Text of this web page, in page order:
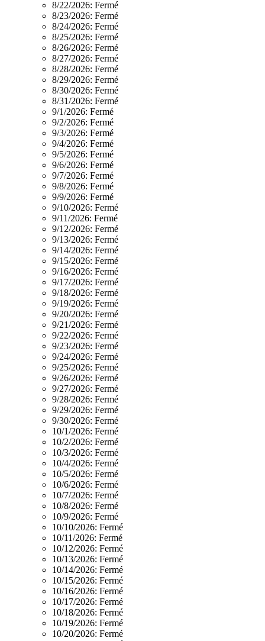
8/22/2026: Fermé
8/23/2026: Fermé
8/24/2026: Fermé
8/25/2026: Fermé
8/26/2026: Fermé
8/27/2026: Fermé
8/28/2026: Fermé
8/29/2026: Fermé
8/30/2026: Fermé
8/31/2026: Fermé
9/1/2026: Fermé
9/2/2026: Fermé
9/3/2026: Fermé
9/4/2026: Fermé
9/5/2026: Fermé
9/6/2026: Fermé
9/7/2026: Fermé
9/8/2026: Fermé
9/9/2026: Fermé
9/10/2026: Fermé
9/11/2026: Fermé
9/12/2026: Fermé
9/13/2026: Fermé
9/14/2026: Fermé
9/15/2026: Fermé
9/16/2026: Fermé
9/17/2026: Fermé
9/18/2026: Fermé
9/19/2026: Fermé
9/20/2026: Fermé
9/21/2026: Fermé
9/22/2026: Fermé
9/23/2026: Fermé
9/24/2026: Fermé
9/25/2026: Fermé
9/26/2026: Fermé
9/27/2026: Fermé
9/28/2026: Fermé
9/29/2026: Fermé
9/30/2026: Fermé
10/1/2026: Fermé
10/2/2026: Fermé
10/3/2026: Fermé
10/4/2026: Fermé
10/5/2026: Fermé
10/6/2026: Fermé
10/7/2026: Fermé
10/8/2026: Fermé
10/9/2026: Fermé
10/10/2026: Fermé
10/11/2026: Fermé
10/12/2026: Fermé
10/13/2026: Fermé
10/14/2026: Fermé
10/15/2026: Fermé
10/16/2026: Fermé
10/17/2026: Fermé
10/18/2026: Fermé
10/19/2026: Fermé
10/20/2026: Fermé